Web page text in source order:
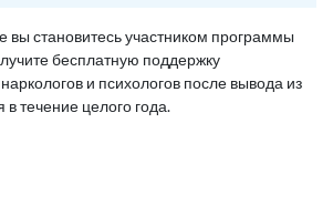
вы становитесь участником программы
бесплатную поддержку
и психологов после вывода из
течение целого года.